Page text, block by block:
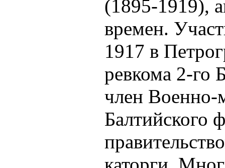
(1895-1919),
времен.
1917 в
ревкома 2-го
член Военно-
Балтийского